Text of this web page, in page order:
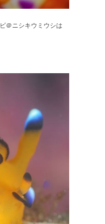
＠ニシキウミウシは